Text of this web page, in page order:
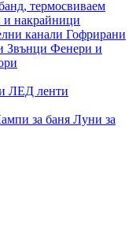
термосвиваем
и накрайници
канали Гофрирани
Звънци Фенери и
ЛЕД ленти
за баня Луни за